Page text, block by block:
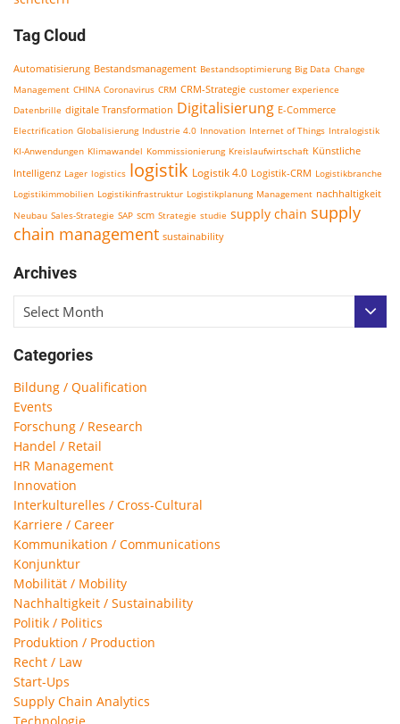
Tag Cloud
Automatisierung Bestandsmanagement Bestandsoptimierung Big Data Change
Management CHINA Coronavirus CRM CRM-Strategie customer experience
Datenbrille digitale Transformation Digitalisierung E-Commerce
Electrification Globalisierung Industrie 4.0 Innovation Internet of Things Intralogistik
KI-Anwendungen Klimawandel Kommissionierung Kreislaufwirtschaft Künstliche
Intelligenz Lager logistics logistik Logistik 4.0 Logistik-CRM Logistikbranche
Logistikimmobilien Logistikinfrastruktur Logistikplanung Management nachhaltigkeit
Neubau Sales-Strategie SAP scm Strategie studie supply chain supply
chain management sustainability
Archives
Select Month
Categories
Bildung / Qualification
Events
Forschung / Research
Handel / Retail
HR Management
Innovation
Interkulturelles / Cross-Cultural
Karriere / Career
Kommunikation / Communications
Konjunktur
Mobilität / Mobility
Nachhaltigkeit / Sustainability
Politik / Politics
Produktion / Production
Recht / Law
Start-Ups
Supply Chain Analytics